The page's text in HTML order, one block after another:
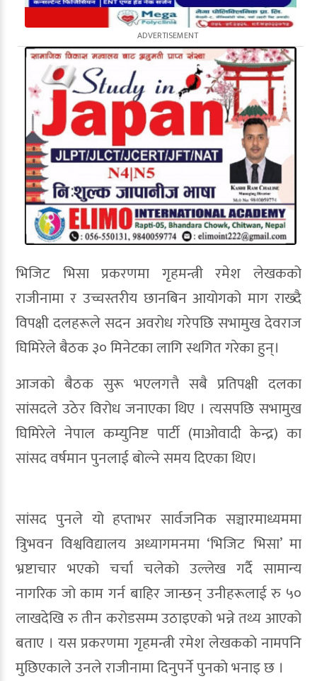
भिजिट भिसा प्रकरणमा गृहमन्त्री रमेश लेखकको
राजीनामा र उच्चस्तरीय छानबिन आयोगको माग राख्दै
विपक्षी दलहरूले सदन अवरोध गरेपछि सभामुख देवराज
घिमिरेले बैठक ३० मिनेटका लागि स्थगित गरेका हुन्।
आजको बैठक सुरू भएलगत्तै सबै प्रतिपक्षी दलका
सांसदले उठेर विरोध जनाएका थिए । त्यसपछि सभामुख
घिमिरेले नेपाल कम्युनिष्ट पार्टी (माओवादी केन्द्र) का
सांसद वर्षमान पुनलाई बोल्ने समय दिएका थिए।
सांसद पुनले यो हप्ताभर सार्वजनिक सञ्चारमाध्यममा
त्रिुभवन विश्वविद्यालय अध्यागमनमा ‘भिजिट भिसा’ मा
भ्रष्टाचार भएको चर्चा चलेको उल्लेख गर्दै सामान्य
नागरिक जो काम गर्न बाहिर जान्छन् उनीहरूलाई रु ५०
लाखदेखि रु तीन करोडसम्म उठाइएको भन्ने तथ्य आएको
बताए । यस प्रकरणमा गृहमन्त्री रमेश लेखककाे नामपनि
मुछिएकाले उनले राजीनामा दिनुपर्ने पुनकाे भनाइ छ ।